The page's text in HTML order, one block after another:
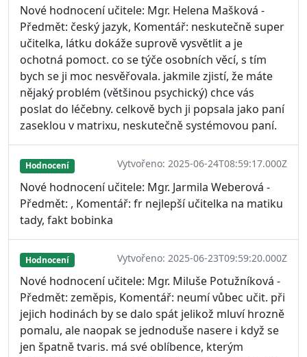
Nové hodnocení učitele: Mgr. Helena Mašková -
Předmět: český jazyk, Komentář: neskutečně super
učitelka, látku dokáže suprově vysvětlit a je
ochotná pomoct. co se týče osobních věcí, s tím
bych se ji moc nesvěřovala. jakmile zjistí, že máte
nějaký problém (většinou psychický) chce vás
poslat do léčebny. celkově bych ji popsala jako paní
zaseklou v matrixu, neskutečně systémovou paní.
Hodnocení Vytvořeno: 2025-06-24T08:59:17.000Z
Nové hodnocení učitele: Mgr. Jarmila Weberová -
Předmět: , Komentář: fr nejlepší učitelka na matiku
tady, fakt bobinka
Hodnocení Vytvořeno: 2025-06-23T09:59:20.000Z
Nové hodnocení učitele: Mgr. Miluše Potužníková -
Předmět: zeměpis, Komentář: neumí vůbec učit. při
jejich hodinách by se dalo spát jelikož mluví hrozně
pomalu, ale naopak se jednoduše nasere i když se
jen špatně tvaris. má své oblíbence, kterým